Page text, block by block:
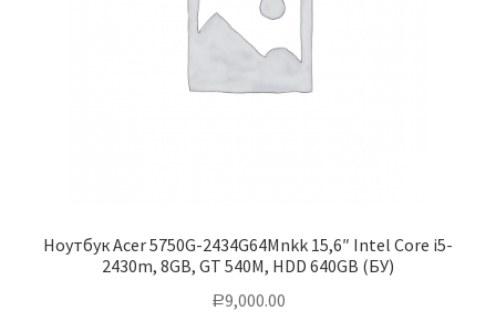
Ноутбук Acer 5750G-2434G64Mnkk 15,6″ Intel Core i5-
2430m, 8GB, GT 540M, HDD 640GB (БУ)
Р9,000.00